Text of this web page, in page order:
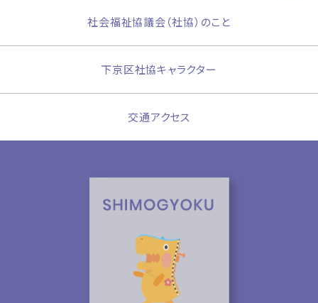
社会福祉協議会（社協）のこと
下京区社協キャラクター
交通アクセス